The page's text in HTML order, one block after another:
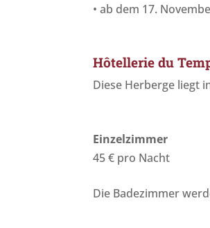
•⁠ ⁠ab dem 17.
Hôtellerie du
Diese Herberge liegt
Einzelzimmer
45 € pro Nacht
Die Badezimmer